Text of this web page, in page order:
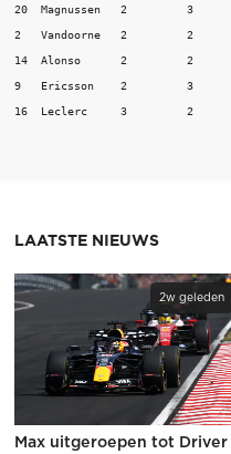
20  Magnussen	2	  3	       8
2   Vandoorne	2	  2	       9
14  Alonso	2	  2	       9
9   Ericsson	2         3	       8
LAATSTE NIEUWS
2w geleden
Max uitgeroepen tot Driver